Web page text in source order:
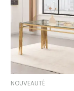
NOUVEAUTÉ